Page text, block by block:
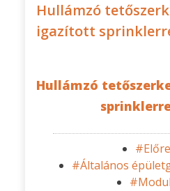
Hullámzó
igazított
Hullámzó
#Általános